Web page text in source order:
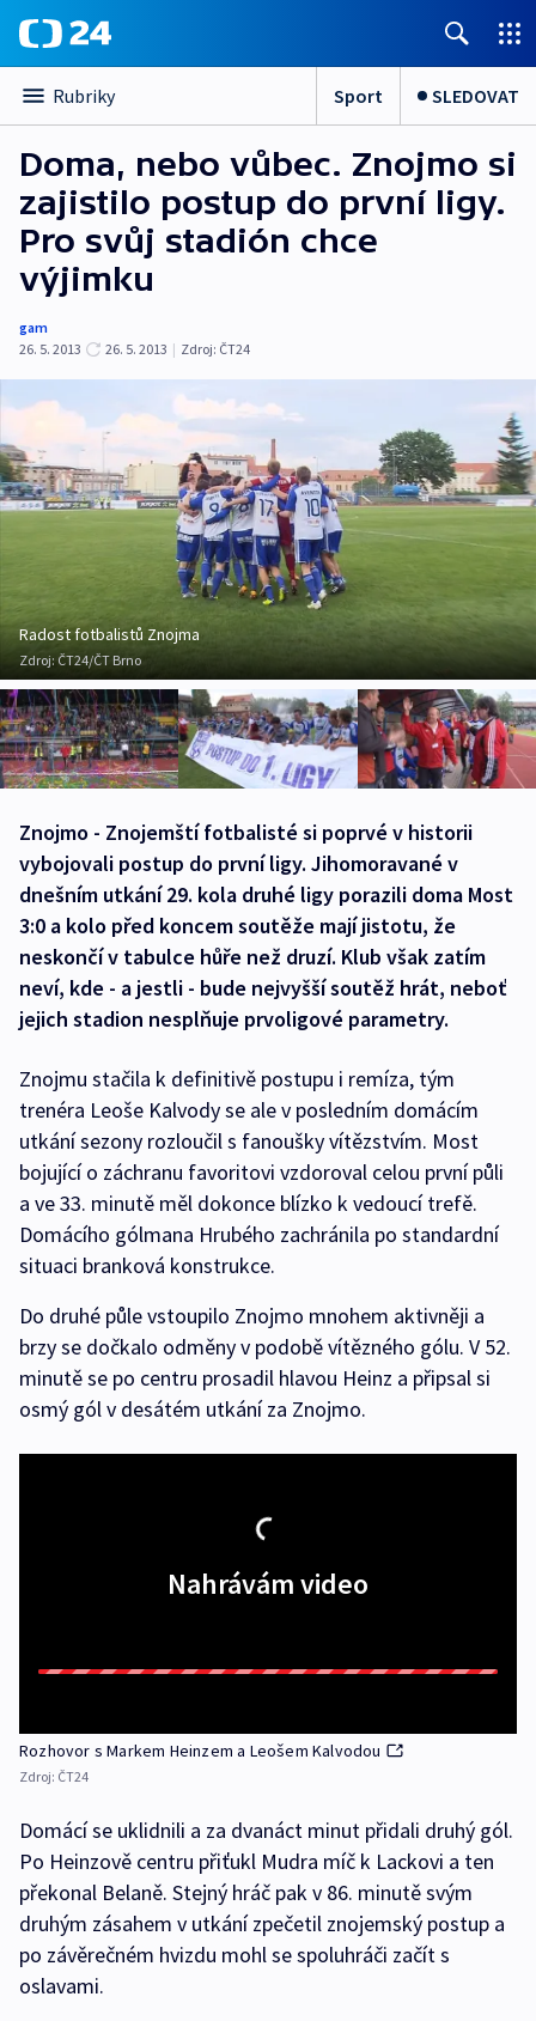
Rubriky Sport SLEDOVAT
Doma, nebo vůbec. Znojmo si
zajistilo postup do první ligy.
Pro svůj stadión chce
výjimku
gam
26. 5. 2013
26. 5. 2013 | Zdroj: ČT24
Radost fotbalistů Znojma
Zdroj: ČT24/ČT Brno
Znojmo - Znojemští fotbalisté si poprvé v historii
vybojovali postup do první ligy. Jihomoravané v
dnešním utkání 29. kola druhé ligy porazili doma Most
3:0 a kolo před koncem soutěže mají jistotu, že
neskončí v tabulce hůře než druzí. Klub však zatím
neví, kde - a jestli - bude nejvyšší soutěž hrát, neboť
jejich stadion nesplňuje prvoligové parametry.
Znojmu stačila k definitivě postupu i remíza, tým
trenéra Leoše Kalvody se ale v posledním domácím
utkání sezony rozloučil s fanoušky vítězstvím. Most
bojující o záchranu favoritovi vzdoroval celou první půli
a ve 33. minutě měl dokonce blízko k vedoucí trefě.
Domácího gólmana Hrubého zachránila po standardní
situaci branková konstrukce.
Do druhé půle vstoupilo Znojmo mnohem aktivněji a
brzy se dočkalo odměny v podobě vítězného gólu. V 52.
minutě se po centru prosadil hlavou Heinz a připsal si
osmý gól v desátém utkání za Znojmo.
Nahrávám video
Rozhovor s Markem Heinzem a Leošem Kalvodou
Zdroj: ČT24
Domácí se uklidnili a za dvanáct minut přidali druhý gól.
Po Heinzově centru přiťukl Mudra míč k Lackovi a ten
překonal Belaně. Stejný hráč pak v 86. minutě svým
druhým zásahem v utkání zpečetil znojemský postup a
po závěrečném hvizdu mohl se spoluhráči začít s
oslavami.